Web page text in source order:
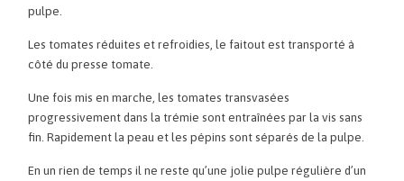
pulpe.
Les tomates réduites et refroidies, le faitout est transporté à
côté du presse tomate.
Une fois mis en marche, les tomates transvasées
progressivement dans la trémie sont entraînées par la vis sans
fin. Rapidement la peau et les pépins sont séparés de la pulpe.
En un rien de temps il ne reste qu’une jolie pulpe régulière d’un